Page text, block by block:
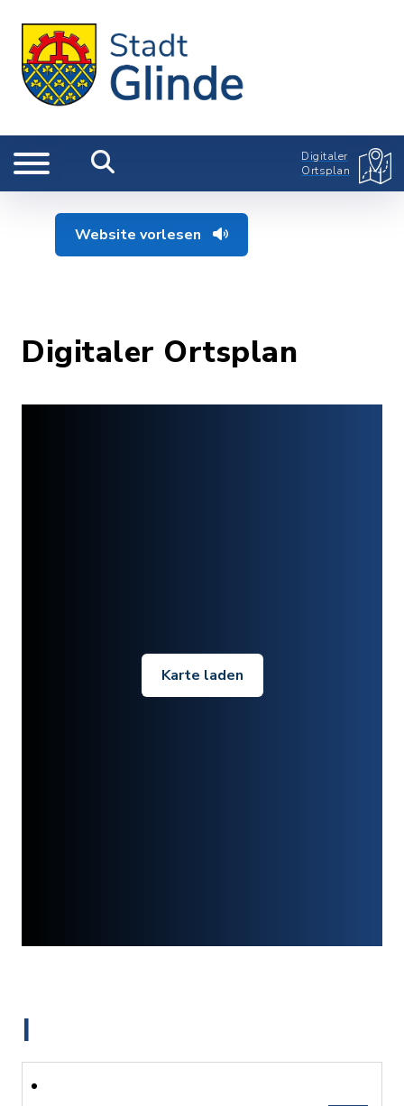
Digitaler
Ortsplan
Website vorlesen
Digitaler Ortsplan
Karte laden
I